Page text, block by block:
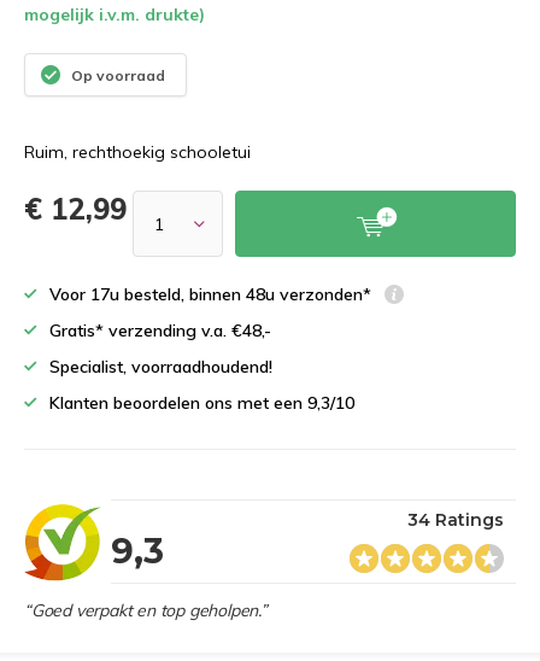
mogelijk i.v.m. drukte)
Op voorraad
Ruim, rechthoekig schooletui
€ 12,99
Voor 17u besteld, binnen 48u verzonden*
Gratis* verzending v.a. €48,-
Specialist, voorraadhoudend!
Klanten beoordelen ons met een 9,3/10
9,3
34 Ratings
“Goed verpakt en top geholpen.”